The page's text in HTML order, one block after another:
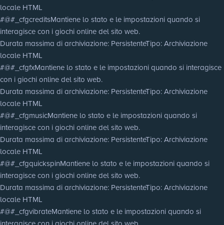
locale HTML
#@#_cfgcreditsMantiene lo stato e le impostazioni quando si
interagisce con i giochi online del sito web.
Durata massima di archiviazione: PersistenteTipo: Archiviazione
locale HTML
#@#_cfgfxMantiene lo stato e le impostazioni quando si interagisce
con i giochi online del sito web.
Durata massima di archiviazione: PersistenteTipo: Archiviazione
locale HTML
#@#_cfgmusicMantiene lo stato e le impostazioni quando si
interagisce con i giochi online del sito web.
Durata massima di archiviazione: PersistenteTipo: Archiviazione
locale HTML
#@#_cfgquickspinMantiene lo stato e le impostazioni quando si
interagisce con i giochi online del sito web.
Durata massima di archiviazione: PersistenteTipo: Archiviazione
locale HTML
#@#_cfgvibrateMantiene lo stato e le impostazioni quando si